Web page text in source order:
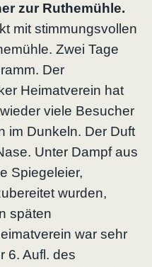
zur Ruthemühle.
mit stimmungsvollen
Zwei Tage
Der
Heimatverein hat
viele Besucher
im Dunkeln. Der Duft
Unter Dampf aus
Spiegeleier,
wurden,
späten
war sehr
6. Aufl. des